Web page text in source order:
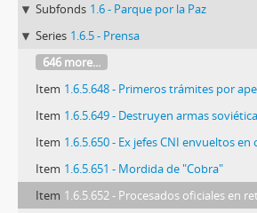
Subfonds 1.6 - Parque por la Paz
Series 1.6.5 - Prensa
646 more...
Item 1.6.5.648 - Primeros trámites por
Item 1.6.5.649 - Destruyen armas soviéticas
Item 1.6.5.650 - Ex jefes CNI envueltos en
Item 1.6.5.651 - Mordida de "Cobra"
Item 1.6.5.652 - Procesados oficiales en